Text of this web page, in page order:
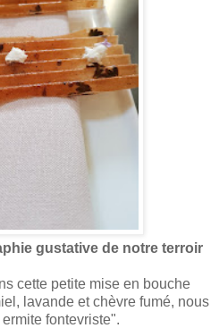
gustative de notre terroir
cette petite mise en bouche
lavande et chèvre fumé, nous
fontevriste".